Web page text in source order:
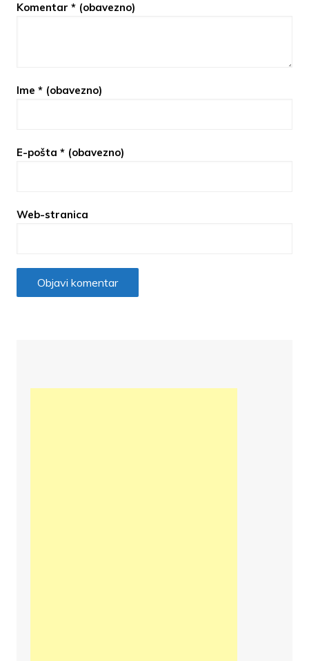
Komentar * (obavezno)
Ime * (obavezno)
E-pošta * (obavezno)
Web-stranica